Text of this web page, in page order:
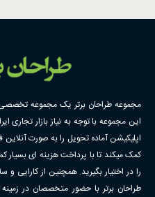
مجموعه طراحان برتر یک مجموعه
این مجموعه با توجه به نیاز بازار تجاری
اپلیکیشن آماده تحویل را به صورت آنلاین
کمک میکند تا با پرداخت هزینه ای بسیار
را در اختیار بگیرید. همچنین از
طراحان برتر با حضور متخصصان در